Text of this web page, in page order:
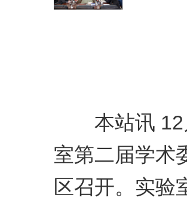
本站讯 12
室第二届学术
区召开。实验